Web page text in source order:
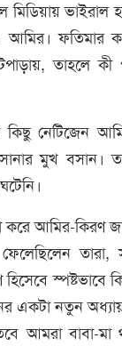
ভাইরাল
আমির। ফতিমার
তাহলে কী
কিছু নেটিজেন
মুখ বসান।
করে আমির-কিরণ
তারা,
স্পষ্টভাবে
একটা নতুন
আমরা বাবা-মা